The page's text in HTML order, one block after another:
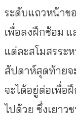
ระดับแถวหน้าข
เพื่อลงฝึกซ้อม แ
แต่ละสโมสรระ
สัปดาห์สุดท้ายจ
จะได้อยู่ต่อเพื่อ
ไปด้วย ซึ่งเยา